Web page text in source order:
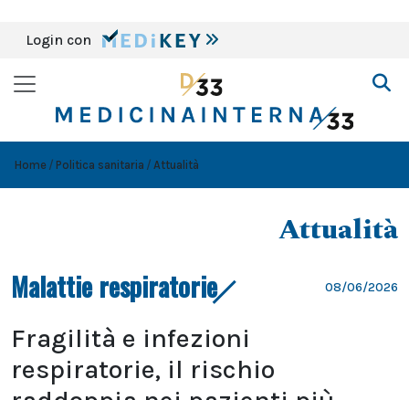
Login con
Home Politica sanitaria Attualità
Attualità
Malattie respiratorie 08/06/2026
Fragilità e infezioni
respiratorie, il rischio